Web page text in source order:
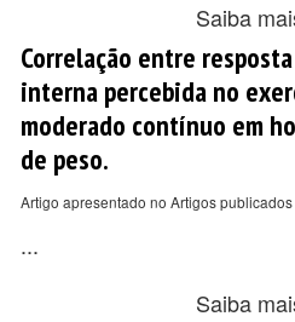
Saiba
Correlação entre
interna percebida no
moderado contínuo em
de peso.
Artigo apresentado no Artigos
...
Saiba